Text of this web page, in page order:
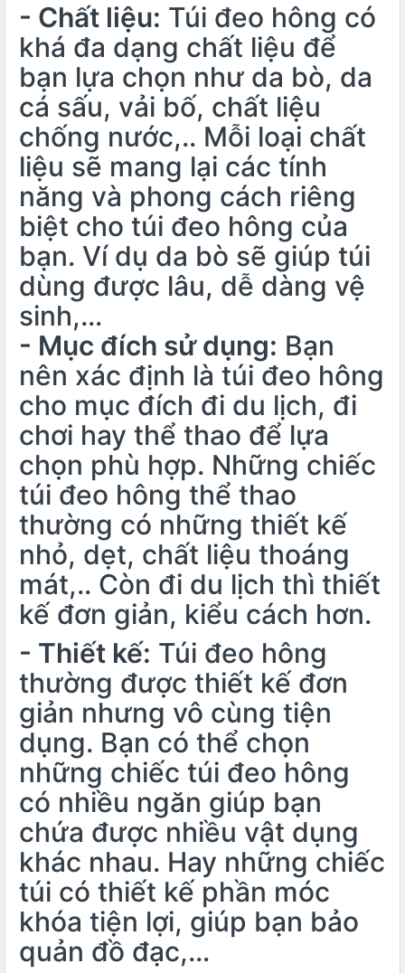
- Chất liệu: Túi đeo hông có
khá đa dạng chất liệu để
bạn lựa chọn như da bò, da
cá sấu, vải bố, chất liệu
chống nước,.. Mỗi loại chất
liệu sẽ mang lại các tính
năng và phong cách riêng
biệt cho túi đeo hông của
bạn. Ví dụ da bò sẽ giúp túi
dùng được lâu, dễ dàng vệ
sinh,…
- Mục đích sử dụng: Bạn
nên xác định là túi đeo hông
cho mục đích đi du lịch, đi
chơi hay thể thao để lựa
chọn phù hợp. Những chiếc
túi đeo hông thể thao
thường có những thiết kế
nhỏ, dẹt, chất liệu thoáng
mát,.. Còn đi du lịch thì thiết
kế đơn giản, kiểu cách hơn.
- Thiết kế: Túi đeo hông
thường được thiết kế đơn
giản nhưng vô cùng tiện
dụng. Bạn có thể chọn
những chiếc túi đeo hông
có nhiều ngăn giúp bạn
chứa được nhiều vật dụng
khác nhau. Hay những chiếc
túi có thiết kế phần móc
khóa tiện lợi, giúp bạn bảo
quản đồ đạc,…